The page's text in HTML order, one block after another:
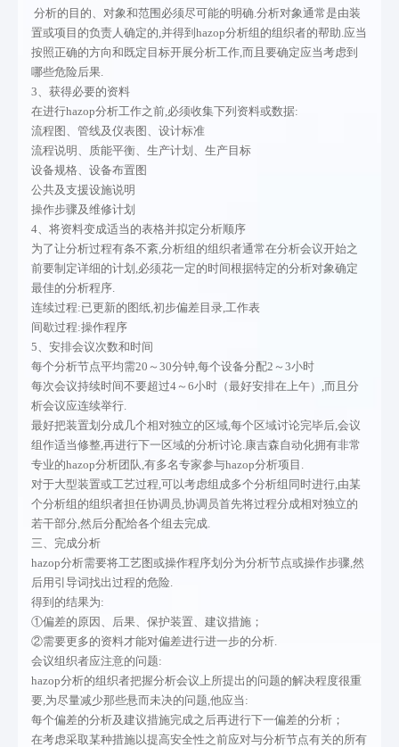
关于我们 项目可行
性研究报
告
施工图设
计
压力管道
设计
SIL定级报
告
SIS施工图
设计
消防设计
专篇
规划文本
HAZOP分
析报告
安全设施
设计专篇
职业病防
护设施设
化工医药
环境工程
市政工程
其他
工业硫酸
环氧丙烷
目
离子膜烧
碱项目
产氯乙酸
甲烷烃分
离项目
氯乙酸甲
酯项目
项目
项目
氯化亚砜
新闻中心 联系我们
分析的目的、对象和范围必须尽可能的明确.分析对象通常是由装
置或项目的负责人确定的,并得到hazop分析组的组织者的帮助.应当
按照正确的方向和既定目标开展分析工作,而且要确定应当考虑到
哪些危险后果.
3、获得必要的资料
在进行hazop分析工作之前,必须收集下列资料或数据:
流程图、管线及仪表图、设计标准
流程说明、质能平衡、生产计划、生产目标
设备规格、设备布置图
公共及支援设施说明
操作步骤及维修计划
4、将资料变成适当的表格并拟定分析顺序
为了让分析过程有条不紊,分析组的组织者通常在分析会议开始之
前要制定详细的计划,必须花一定的时间根据特定的分析对象确定
最佳的分析程序.
连续过程:已更新的图纸,初步偏差目录,工作表
间歇过程:操作程序
5、安排会议次数和时间
每个分析节点平均需20～30分钟,每个设备分配2～3小时
每次会议持续时间不要超过4～6小时（最好安排在上午）,而且分
析会议应连续举行.
最好把装置划分成几个相对独立的区域,每个区域讨论完毕后,会议
组作适当修整,再进行下一区域的分析讨论.康吉森自动化拥有非常
专业的hazop分析团队,有多名专家参与hazop分析项目.
对于大型装置或工艺过程,可以考虑组成多个分析组同时进行,由某
个分析组的组织者担任协调员,协调员首先将过程分成相对独立的
若干部分,然后分配给各个组去完成.
三、完成分析
hazop分析需要将工艺图或操作程序划分为分析节点或操作步骤,然
后用引导词找出过程的危险.
得到的结果为:
①偏差的原因、后果、保护装置、建议措施；
②需要更多的资料才能对偏差进行进一步的分析.
会议组织者应注意的问题:
hazop分析的组织者把握分析会议上所提出的问题的解决程度很重
要,为尽量减少那些悬而未决的问题,他应当:
每个偏差的分析及建议措施完成之后再进行下一偏差的分析；
在考虑采取某种措施以提高安全性之前应对与分析节点有关的所有